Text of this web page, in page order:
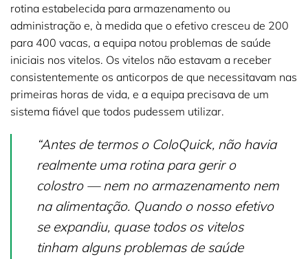
rotina estabelecida para armazenamento ou
administração e, à medida que o efetivo cresceu de 200
para 400 vacas, a equipa notou problemas de saúde
iniciais nos vitelos. Os vitelos não estavam a receber
consistentemente os anticorpos de que necessitavam nas
primeiras horas de vida, e a equipa precisava de um
sistema fiável que todos pudessem utilizar.
“Antes de termos o ColoQuick, não havia
realmente uma rotina para gerir o
colostro — nem no armazenamento nem
na alimentação. Quando o nosso efetivo
se expandiu, quase todos os vitelos
tinham alguns problemas de saúde